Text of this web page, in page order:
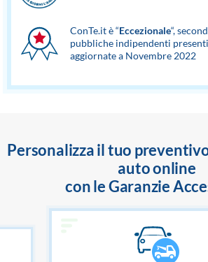
ConTe.it è “Eccezionale“,
pubbliche indipendenti
aggiornate a Novembre 2022
Personalizza il tuo
auto online
con le Garanzie